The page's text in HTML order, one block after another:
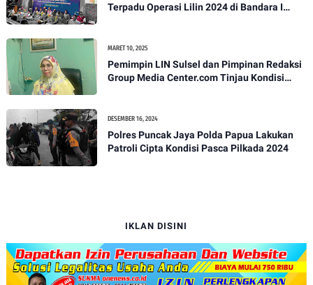
Terpadu Operasi Lilin 2024 di Bandara I
MARET 10, 2025
Pemimpin LIN Sulsel dan Pimpinan Redaksi
Group Media Center.com Tinjau Kondisi
DESEMBER 16, 2024
Polres Puncak Jaya Polda Papua Lakukan
Patroli Cipta Kondisi Pasca Pilkada 2024
IKLAN DISINI